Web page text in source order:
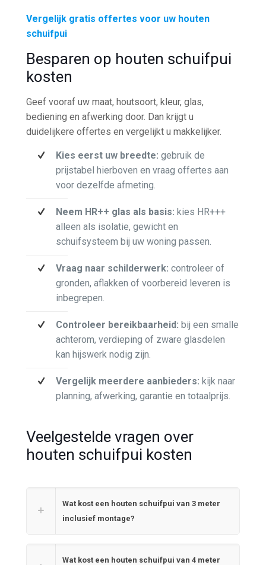
Vergelijk gratis offertes voor uw houten
schuifpui
Besparen op houten schuifpui
kosten
Geef vooraf uw maat, houtsoort, kleur, glas,
bediening en afwerking door. Dan krijgt u
duidelijkere offertes en vergelijkt u makkelijker.
Kies eerst uw breedte: gebruik de
prijstabel hierboven en vraag offertes aan
voor dezelfde afmeting.
Neem HR++ glas als basis: kies HR+++
alleen als isolatie, gewicht en
schuifsysteem bij uw woning passen.
Vraag naar schilderwerk: controleer of
gronden, aflakken of voorbereid leveren is
inbegrepen.
Controleer bereikbaarheid: bij een smalle
achterom, verdieping of zware glasdelen
kan hijswerk nodig zijn.
Vergelijk meerdere aanbieders: kijk naar
planning, afwerking, garantie en totaalprijs.
Veelgestelde vragen over
houten schuifpui kosten
Wat kost een houten schuifpui van 3 meter
inclusief montage?
Wat kost een houten schuifpui van 4 meter